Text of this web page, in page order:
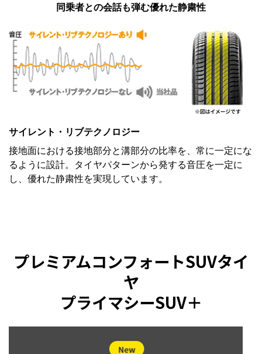
同乗者との会話も弾む優れた静粛性
サイレント・リブテクノロジー
接地面における接地部分と溝部分の比率を、常に一定にな
るように設計。タイヤパターンから発する音圧を一定に
し、優れた静粛性を実現しています。
プレミアムコンフォートSUVタイ
ヤ
プライマシーSUV＋